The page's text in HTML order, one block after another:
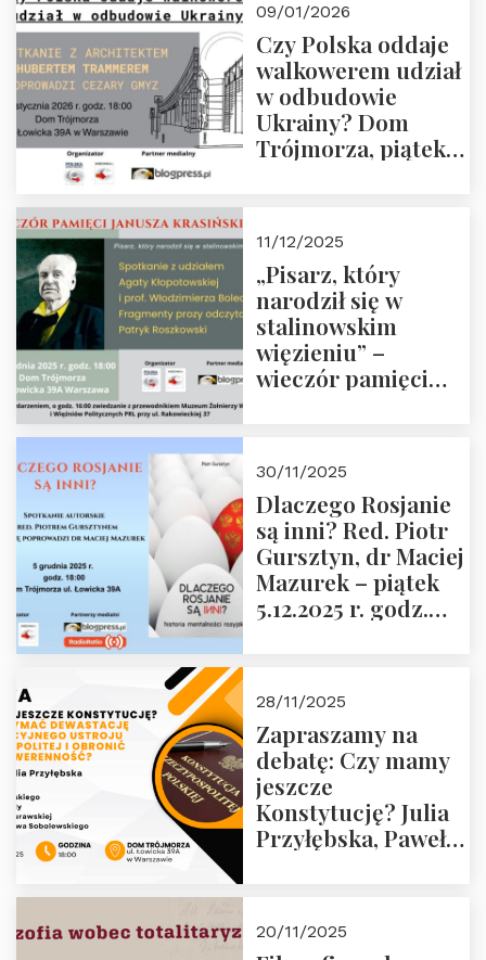
godz. 18:00.
Zapraszamy!
09/01/2026
Czy Polska oddaje
walkowerem udział
w odbudowie
Ukrainy? Dom
Trójmorza, piątek
11/12/2025
„Pisarz, który
narodził się w
stalinowskim
więzieniu” –
wieczór pamięci
zwiedzanie
Muzeum Żołnierzy
Wyklętych i
Więźniów
Politycznych PRL o
godz. 16:00 – 19
30/11/2025
Dlaczego Rosjanie
są inni? Red. Piotr
Gursztyn, dr Maciej
Mazurek – piątek
5.12.2025 r. godz.
28/11/2025
Zapraszamy na
debatę: Czy mamy
jeszcze
Konstytucję? Julia
Przyłębska, Paweł
Przemysław
20/11/2025